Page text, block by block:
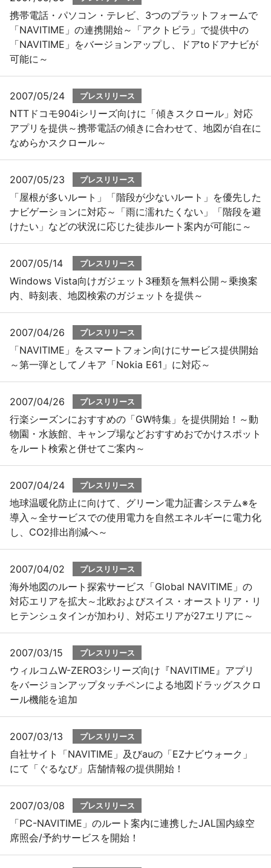
携帯電話・パソコン・テレビ、3つのプラットフォームで
「NAVITIME」の連携開始～「アクトビラ」で提供中の
「NAVITIME」をバージョンアップし、ドアtoドアナビが
可能に～
2007/05/24 プレスリリース
NTTドコモ904iシリーズ向けに「傾きスクロール」対応
アプリを提供～携帯電話の傾きに合わせて、地図が自在に
なめらかスクロール～
2007/05/23 プレスリリース
「屋根が多いルート」「階段が少ないルート」を優先した
ナビゲーションに対応～「雨に濡れたくない」「階段を避
けたい」などの状況に応じた徒歩ルート案内が可能に～
2007/05/14 プレスリリース
Windows Vista向けガジェット3種類を無料公開～乗換案
内、時刻表、地図検索のガジェットを提供～
2007/04/26 プレスリリース
「NAVITIME」をスマートフォン向けにサービス提供開始
～第一弾としてノキア「Nokia E61」に対応～
2007/04/26 プレスリリース
行楽シーズンにおすすめの「GW特集」を提供開始！～動
物園・水族館、キャンプ場などおすすめおでかけスポット
をルート検索と併せてご案内～
2007/04/24 プレスリリース
地球温暖化防止に向けて、グリーン電力証書システム※を
導入～全サービスでの使用電力を自然エネルギーに電力化
し、CO2排出削減へ～
2007/04/02 プレスリリース
海外地図のルート探索サービス「Global NAVITIME」の
対応エリアを拡大～北欧およびスイス・オーストリア・リ
ヒテンシュタインが加わり、対応エリアが27エリアに～
2007/03/15 プレスリリース
ウィルコムW-ZERO3シリーズ向け『NAVITIME』アプリ
をバージョンアップタッチペンによる地図ドラッグスクロ
ール機能を追加
2007/03/13 プレスリリース
自社サイト「NAVITIME」及びauの「EZナビウォーク」
にて「ぐるなび」店舗情報の提供開始！
2007/03/08 プレスリリース
「PC-NAVITIME」のルート案内に連携したJAL国内線空
席照会/予約サービスを開始！